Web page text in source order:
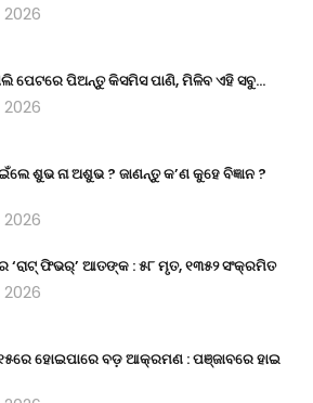
ପେଟରେ ପିଅନ୍ତୁ କିସମିସ ପାଣି, ମିଳିବ ଏହି ସବୁ…
ଶୁଭ ନା ଅଶୁଭ ? ଜାଣନ୍ତୁ କ’ଣ କୁହେ ବିଜ୍ଞାନ ?
‘ରାଟ୍ ଫିଭର୍’ ଆତଙ୍କ : ୫୮ ମୃତ, ୧୩୫୨ ସଂକ୍ରମିତ
ହୋଇପାରେ ବଡ଼ ଆକ୍ରମଣ : ପଞ୍ଜାବରେ ହାଇ